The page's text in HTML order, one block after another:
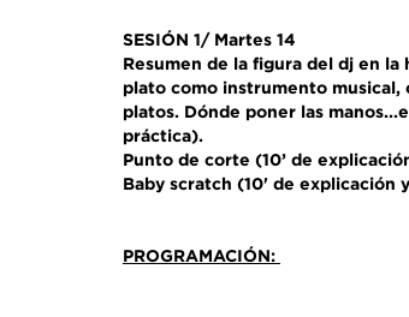
SESIÓN 1/ Martes 14
Resumen de la figura del dj en
plato como instrumento musical,
platos. Dónde poner las
práctica).
Punto de corte (10’ de
Baby scratch (10' de explicación
PROGRAMACIÓN: